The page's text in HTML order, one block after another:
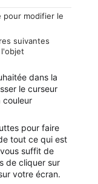
pour modifier le
suivantes
dans la
le curseur
couleur
pour faire
tout ce qui est
suffit de
de cliquer sur
votre écran.